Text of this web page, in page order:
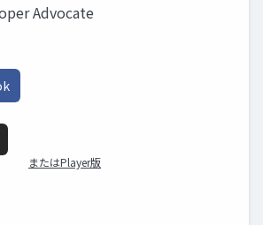
Advocate
またはPlayer版